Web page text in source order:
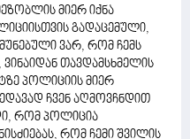
მიერ იქნა
გადაცემული,
ვარ, რომ ჩემს
თავდამსხმელის
პოლიციის მიერ
ჩვენ აღმოვჩნდით
რომ პოლიცია
რომ ჩემი შვილის